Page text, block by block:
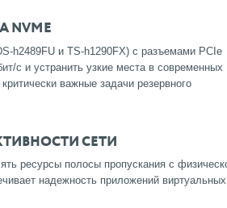
NVME
h2489FU и TS-h1290FX) с разъемами PCIe
с и устранить узкие места в современных
важные задачи резервного
СЕТИ
ресурсы полосы пропускания с
надежность приложений виртуальных